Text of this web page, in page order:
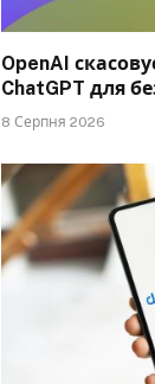
OpenAI
ChatGPT для
8 Серпня 2026